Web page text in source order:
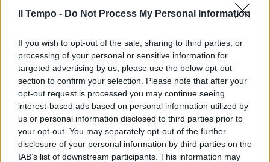
Il Tempo - Do Not Process My Personal Information
If you wish to opt-out of the sale, sharing to third parties, or
processing of your personal or sensitive information for
targeted advertising by us, please use the below opt-out
section to confirm your selection. Please note that after your
opt-out request is processed you may continue seeing
interest-based ads based on personal information utilized by
us or personal information disclosed to third parties prior to
your opt-out. You may separately opt-out of the further
disclosure of your personal information by third parties on the
IAB’s list of downstream participants. This information may